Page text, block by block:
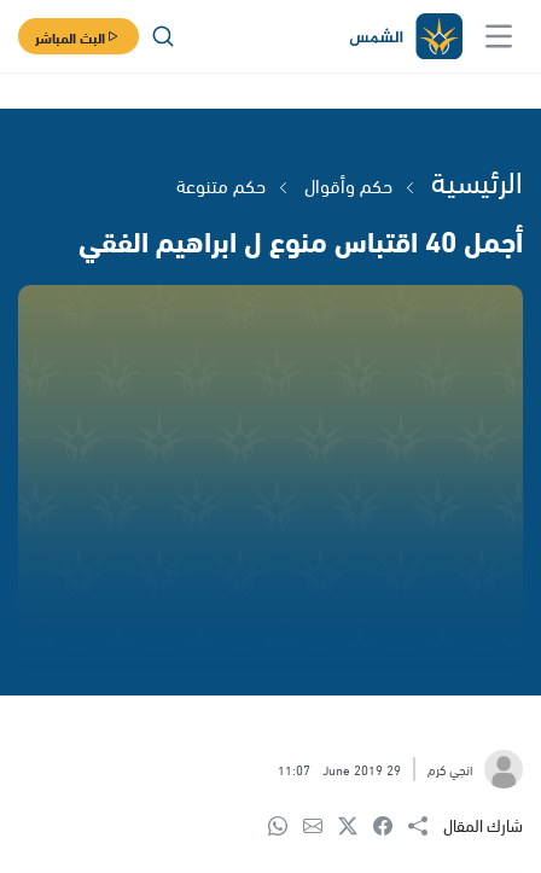
البث المباشر
الرئيسية حكم وأقوال حكم متنوعة
أجمل 40 اقتباس منوع ل ابراهيم الفقي
انجي كرم 29 June 2019
11:07
شارك المقال